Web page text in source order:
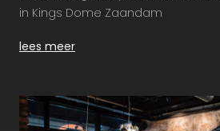
in Kings Dome Zaandam
lees meer